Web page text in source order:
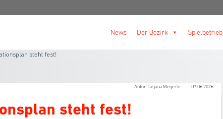
News Der Bezirk Spielbetrieb
steht fest!
Autor: Tatjana Megerle 07.06.2026
steht fest!